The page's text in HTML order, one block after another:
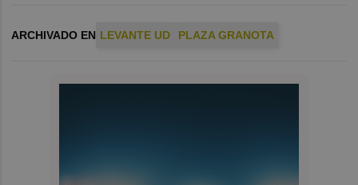
ARCHIVADO EN LEVANTE UD PLAZA GRANOTA